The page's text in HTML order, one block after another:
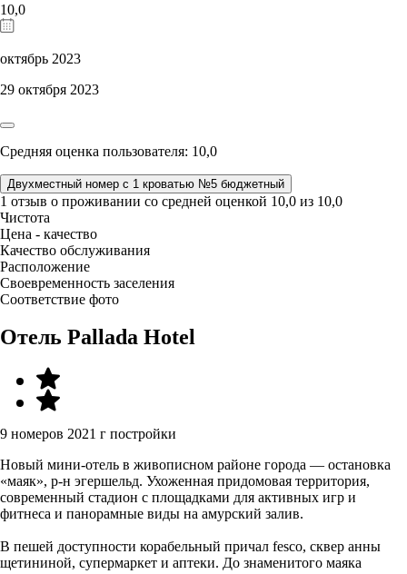
10,0
октябрь 2023
29 октября 2023
Средняя оценка пользователя: 10,0
Двухместный номер с 1 кроватью №5 бюджетный
1 отзыв о проживании со средней оценкой 10,0 из 10,0
Чистота
Цена - качество
Качество обслуживания
Расположение
Своевременность заселения
Соответствие фото
Отель Pallada Hotel
9 номеров 2021 г постройки
Новый мини-отель в живописном районе города — остановка
«маяк», р-н эгершельд. Ухоженная придомовая территория,
современный стадион с площадками для активных игр и
фитнеса и панорамные виды на амурский залив.
В пешей доступности корабельный причал fesco, сквер анны
щетининой, супермаркет и аптеки. До знаменитого маяка